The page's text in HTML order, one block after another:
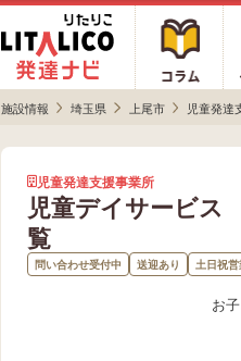
施設情報 埼玉県 上尾市 児童発達
児童発達支援事業所
児童デイサービ
覧
問い合わせ受付中 送迎あり 土日祝
お